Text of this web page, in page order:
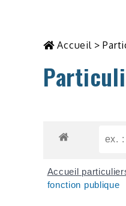
Accueil >
Accueil
fonction publique